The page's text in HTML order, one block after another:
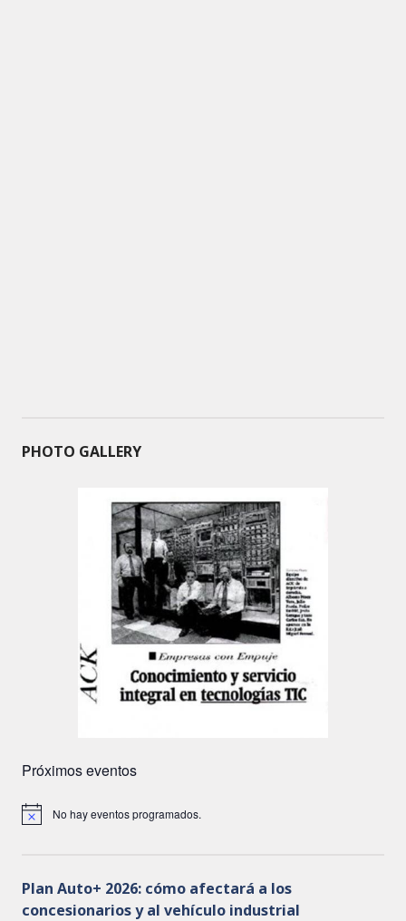
PHOTO GALLERY
Próximos eventos
No hay eventos programados.
Plan Auto+ 2026: cómo afectará a los
concesionarios y al vehículo industrial